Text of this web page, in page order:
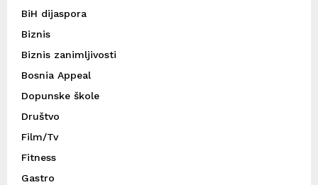
BiH dijaspora
Biznis
Biznis zanimljivosti
Bosnia Appeal
Dopunske škole
Društvo
Film/Tv
Fitness
Gastro